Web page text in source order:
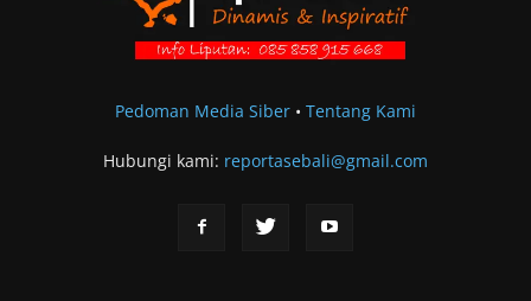
Pedoman Media Siber• Tentang Kami
Hubungi kami: reportasebali@gmail.com